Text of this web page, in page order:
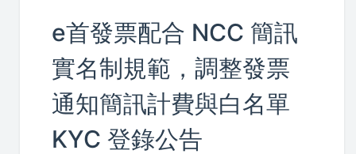
e首發票配合 NCC 簡訊
實名制規範，調整發票
通知簡訊計費與白名單
KYC 登錄公告